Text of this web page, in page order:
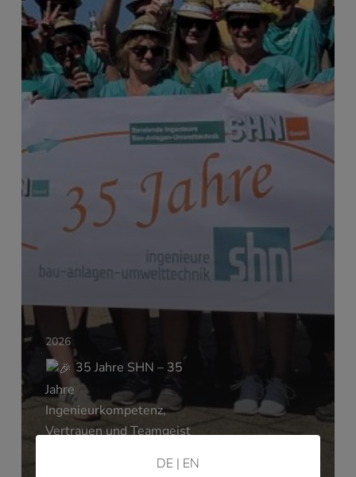
und
Teamgeist
2026
35 Jahre SHN – 35
Jahre
Ingenieurkompetenz,
Vertrauen und Teamgeist
DE| EN